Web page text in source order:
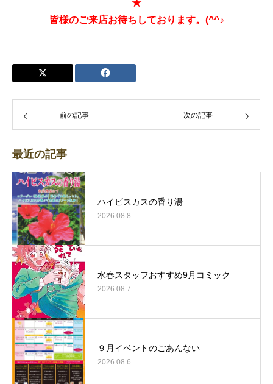
★
皆様のご来店お待ちしております。(^^♪
前の記事 次の記事
最近の記事
ハイビスカスの香り湯
2026.08.8
水春スタッフおすすめ9月コミック
2026.08.7
９月イベントのごあんない
2026.08.6